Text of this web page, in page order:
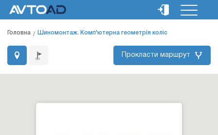
Головна Шиномонтаж. Комп'ютерна геометрія коліс
Прокласти маршрут